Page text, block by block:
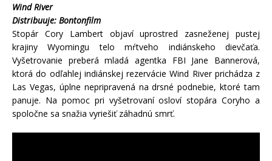
Wind River
Distribuuje: Bontonfilm
Stopár Cory Lambert objaví uprostred zasneženej pustej
krajiny Wyomingu telo mŕtveho indiánskeho dievčaťa.
Vyšetrovanie preberá mladá agentka FBI Jane Bannerová,
ktorá do odľahlej indiánskej rezervácie Wind River prichádza z
Las Vegas, úplne nepripravená na drsné podnebie, ktoré tam
panuje. Na pomoc pri vyšetrovaní osloví stopára Coryho a
spoločne sa snažia vyriešiť záhadnú smrť.